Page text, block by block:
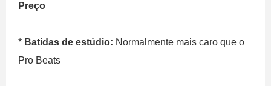
Preço
* Batidas de estúdio: Normalmente mais caro que o
Pro Beats